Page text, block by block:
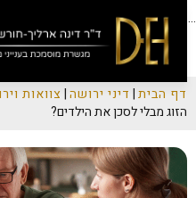
Yes
...
דף הבית|דיני ירושה|צוואות
הזוג מבלי לסכן את הילדים?